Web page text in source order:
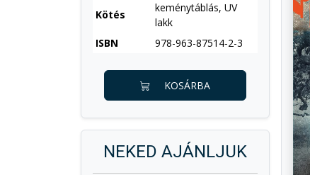
Kötés
keménytáblás, UV
lakk
ISBN
978-963-87514-2-3
KOSÁRBA
NEKED AJÁNLJUK